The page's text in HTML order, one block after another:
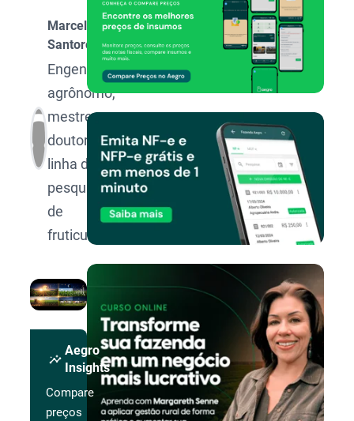
Marcelo
Santoro
Engenheiro
agrônomo,
mestre e
doutor na
linha de
pesquisa
de
fruticultura.
insights
Aegro
Insights
Compare
preços